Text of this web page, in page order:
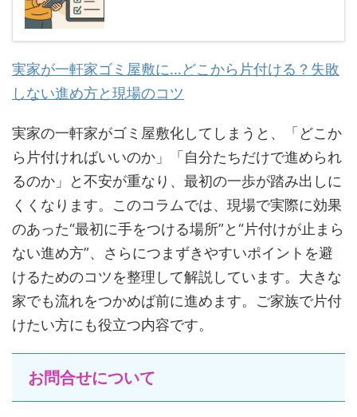
実家が一軒家ゴミ屋敷に…どこから片付ける？失敗
しない進め方と現場のコツ
実家の一軒家がゴミ屋敷化してしまうと、「どこか
ら片付ければいいのか」「自分たちだけで進められ
るのか」と不安が重なり、最初の一歩が踏み出しに
くくなります。このコラムでは、現場で実際に効果
のあった“最初に手をつける場所”と“片付けが止まら
ない進め方”、さらにつまずきやすいポイントを避
けるためのコツを整理して解説しています。大きな
家でも流れをつかめば前に進めます。ご家族で片付
けたい方にも役立つ内容です。
お問合せについて